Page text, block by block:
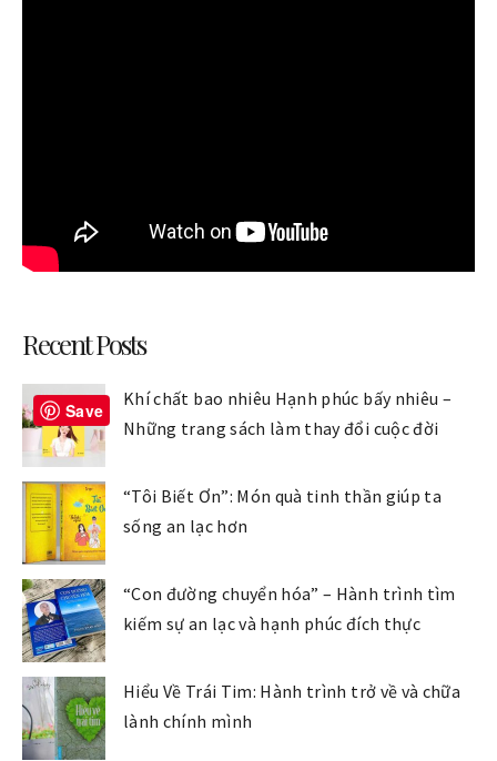
Recent Posts
Khí chất bao nhiêu Hạnh phúc bấy nhiêu –
Những trang sách làm thay đổi cuộc đời
“Tôi Biết Ơn”: Món quà tinh thần giúp ta
sống an lạc hơn
“Con đường chuyển hóa” – Hành trình tìm
kiếm sự an lạc và hạnh phúc đích thực
Hiểu Về Trái Tim: Hành trình trở về và chữa
lành chính mình
Save